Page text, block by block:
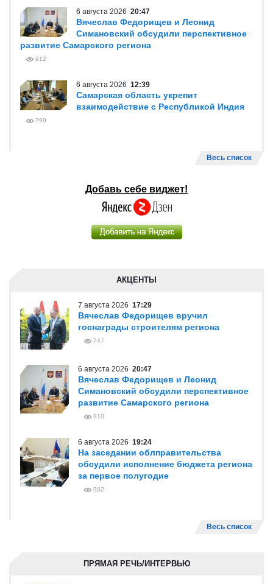
6 августа 2026 20:47
Вячеслав Федорищев и Леонид
Симановский обсудили перспективное
развитие Самарского региона
912
6 августа 2026 12:39
Самарская область укрепит
взаимодействие с Республикой Индия
799
Весь список
Добавь себе виджет!
АКЦЕНТЫ
7 августа 2026 17:29
Вячеслав Федорищев вручил
госнаграды строителям региона
747
6 августа 2026 20:47
Вячеслав Федорищев и Леонид
Симановский обсудили перспективное
развитие Самарского региона
910
6 августа 2026 19:24
На заседании облправительства
обсудили исполнение бюджета региона
за первое полугодие
902
Весь список
ПРЯМАЯ РЕЧЬ/ИНТЕРВЬЮ